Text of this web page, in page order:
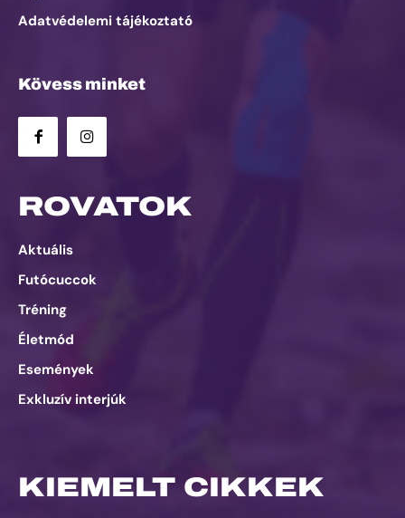
Adatvédelemi tájékoztató
Kövess minket
ROVATOK
Aktuális
Futócuccok
Tréning
Életmód
Események
Exkluzív interjúk
KIEMELT CIKKEK